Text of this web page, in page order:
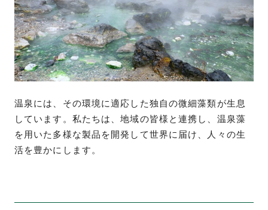
温泉には、その環境に適応した独自の微細藻類が生息
しています。私たちは、地域の皆様と連携し、温泉藻
を用いた多様な製品を開発して世界に届け、人々の生
活を豊かにします。